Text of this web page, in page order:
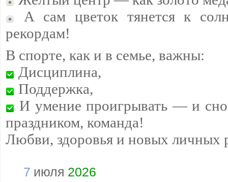
А сам цветок тянется к
рекордам!
В спорте, как и в семье, важны:
Дисциплина,
Поддержка,
И умение проигрывать — и
праздником, команда!
Любви, здоровья и новых личных
7 июля 2026